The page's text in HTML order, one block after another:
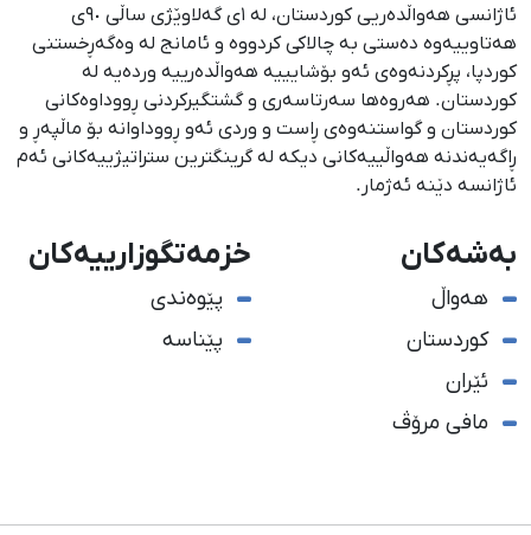
ئاژانسی هەواڵدەریی کوردستان، لە ١ی گەلاوێژی ساڵی ٩٠ی
هەتاوییەوە دەستی بە چالاکی کردووە و ئامانج لە وەگەڕخستنی
كوردپا، پڕكردنەوەی ئەو بۆشایییە هەواڵدەرییە وردەیە لە
كوردستان. هەروەها سەرتاسەری و گشتگیركردنی ڕووداوەكانی
كوردستان و گواستنەوەی ڕاست و وردی ئەو ڕووداوانە بۆ ماڵپەڕ و
ڕاگەیەندنە هەواڵییەكانی دیكە لە گرینگترین ستراتیژییەكانی ئەم
ئاژانسە دێنە ئەژمار.
بەشەکان
هەواڵ
کوردستان
ئێران
مافی مرۆڤ
خزمەتگوزارییەکان
پێوەندی
پێناسە